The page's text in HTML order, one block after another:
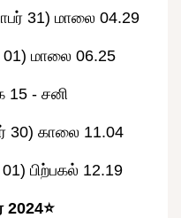
31) மாலை 04.29
01) மாலை 06.25
15 - சனி
30) காலை 11.04
01) பிற்பகல் 12.19